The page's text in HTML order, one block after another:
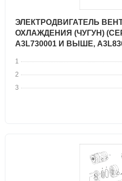
ЭЛЕКТРОДВИГАТЕЛЬ
ОХЛАЖДЕНИЯ (ЧУГУН)
A3L730001 И ВЫШЕ,
1
2
3